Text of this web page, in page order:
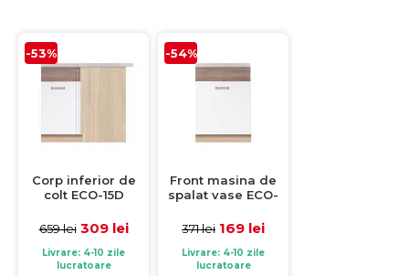
-53%
Corp inferior de
colt ECO-15D
stejar sonoma,
+ stejar sanremo,
100x70x82 cm
659 lei 309 lei
Livrare: 4-10 zile
lucratoare
-54%
Front masina de
spalat vase ECO-
lucios + stejar
371 lei 169 lei
Livrare: 4-10 zile
lucratoare